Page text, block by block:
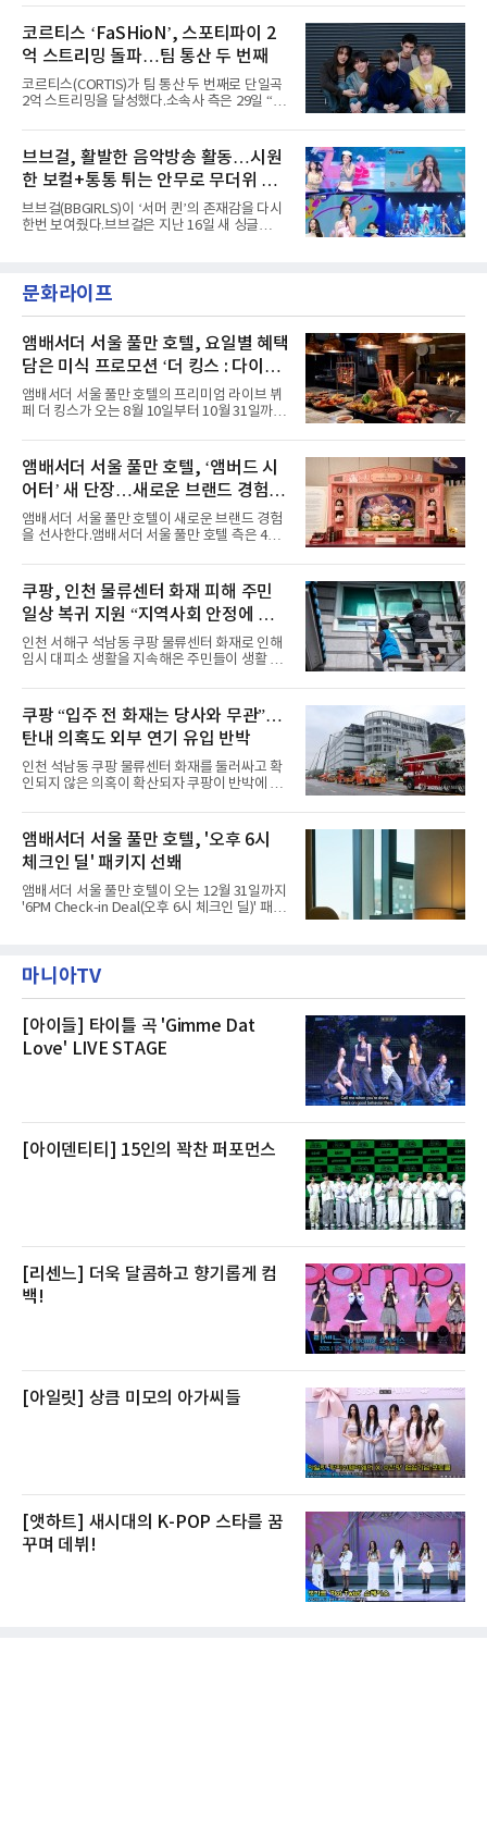
정적인 실력을 입증했고, 올해 '2026 어썸뮤직
페스티벌', '뷰티풀 민트 라이프 2026', '2026
heart(와일드 하트)’라는 제목이 붙은 콘셉트 포
토에는 멤버들의 본능적이고 야성적인 면모가
강렬하게 담겼다. 짙은 아이섀도와 푸른빛·금빛·
붉은빛의 컬러 렌즈가 비현실적인 분위기를 자
아내고, 여러 원색이 불규칙하게 뒤섞인 멀티컬
러 헤어와 과감한 블루·블랙 립 메이크업이 낯설
고도 매혹적인 비주얼을 완성했다.스타일링 역
엣을 거침없이 결합했다. 멤버들은 각기 다른 개
성을 살린 스타일링을 선
코르티스 ‘FaSHioN’, 스포티파이 2
억 스트리밍 돌파…팀 통산 두 번째
코르티스(CORTIS)가 팀 통산 두 번째로 단일곡
2억 스트리밍을 달성했다.소속사 측은 29일 “코
벌 오디오·음원 스트리밍 플랫폼 스포티파이에
서 27일 자로 누적 재생 수 2억 회를 돌파했
다”고 밝혔다.곡이 발표된 지 약 10개월 만이다.
팀의 첫 번째 2억 스트리밍 곡은 동일 음반에 수
록된 ‘GO!’다. 이 노래는 공개 약 9개월 만인 지
난달 26일 자에 2억 고지를 밟았다. 이는 최근 5
년 내 데뷔한 보이그룹의 곡 중 최단기 2억 달성
했다. “내 티, 5 bucks 바지는, 만원” 등 멤버들
의 라이프 스타일
브브걸, 활발한 음악방송 활동…시원
한 보컬+통통 튀는 안무로 무더위 사
냥
브브걸(BBGIRLS)이 ‘서머 퀸’의 존재감을 다시
한번 보여줬다.브브걸은 지난 16일 새 싱글
MBC '쇼! 음악중심', SBS '인기가요' 등 주요 음
악방송 무대에 올라 화려한 퍼포먼스를 펼쳤다.
력을 앞세워 매 무대 색다른 볼거리를 선사했다.
특히 화사한 파스텔 톤의 비치웨어부터 청량한
마린룩, 햇살 아래 반짝이는 물결을 연상시키는
스커트, 강렬한 붉은 계열의 스타일링까지 각기
다른 매력을 선보였다. 브브걸은 다채로운 여름
패션을 완벽하게 소화하며 보
문화라이프
앰배서더 서울 풀만 호텔, 요일별 혜택
담은 미식 프로모션 ‘더 킹스 : 다이닝
프리빌리지즈’ 선봬
앰배서더 서울 풀만 호텔의 프리미엄 라이브 뷔
페 더 킹스가 오는 8월 10일부터 10월 31일까지
즈’를 선보인다.앰배서더 서울 풀만 호텔 측은
“요일마다 다른 즐거움과 한층 깊어진 미식의 여
유를 경험할 수 있도록 기획했다”고 밝혔다.먼저
월요일과 화요일에는 한 주의 문을 여는 여유로
운 식사를 테마로 다양한 혜택이 마련된다. 런치
이용 시 성인 5인 이상 사전 예약 고객에게 성인
1인 무료 혜택을 제공하며, 디너 이용 시에는 성
유료 회원 고객을 대상으로 5% 추가 할인 또는
바우처 1매 추가
앰배서더 서울 풀만 호텔, ‘앰버드 시
어터’ 새 단장…새로운 브랜드 경험 선
사
앰배서더 서울 풀만 호텔이 새로운 브랜드 경험
을 선사한다.앰배서더 서울 풀만 호텔 측은 4일
이야기를 담은 인형 극장 콘셉트의 공간 ‘앰버드
시어터(Ambird Theater)’를 새롭게 선보인
다”고 밝혔다.앰배서더 서울 풀만 호텔은 로비
한편에 마련된 앰버드 존을 통해 앰버드의 세계
관을 소개해왔다. 앰버드 존은 앰버드가 우주여
행 중 수집한 다양한 굿즈를 전시한 '앰버드 플래
닛(Ambird Planet)과 계절별 플라워 연출로 사
라 극장을 모티브로 한 데코레이션으로 구성됐
다. 무대 공간 및 티켓 박스
쿠팡, 인천 물류센터 화재 피해 주민
일상 복귀 지원 “지역사회 안정에 총
력”
인천 서해구 석남동 쿠팡 물류센터 화재로 인해
임시 대피소 생활을 지속해온 주민들이 생활 터
필먼트서비스(CFS)가 지난 28일부터 화재 피해
주민을 대상으로 전문 출장 청소서비스 지원에
나섬으로써 본격적인 지역사회 복구 작업이 시
작된 것이다.대피소 주민 중심 청소 접수, 첫날
부터 2가구 지원 완료CFS는 신현초등학교, 신
현북초등학교, 신현여자중학교 등 인천 서해구
관내 임시 대피소 3곳에서 체류해온 화재 피해
민들의 호응 속에 CFS는 즉시 행동에 나섰다. 지
난 28일 오후 전문 청소업체와
쿠팡 “입주 전 화재는 당사와 무관”…
탄내 의혹도 외부 연기 유입 반박
인천 석남동 쿠팡 물류센터 화재를 둘러싸고 확
인되지 않은 의혹이 확산되자 쿠팡이 반박에 나
에 대해서는 외부 화재 연기 유입이라고 설명했
고, 2023년 같은 물류센터에서 발생한 화재에
대해서도 쿠팡 입주 전 공사 과정에서 벌어진 일
이라며 선을 그었다.쿠팡은 21일 인천 물류센터
내부에서 불이 타는 냄새가 났다는 의혹과 관련
해 “사실무근”이라는 입장을 밝혔다.회사 측은
“인근에서 지난 15일 다른 회사에서 발생한 대
것으로 확인됐다”고 설명했다.이어 “정확한 화
재 원인은 추후 조사될
앰배서더 서울 풀만 호텔, '오후 6시
체크인 딜' 패키지 선봬
앰배서더 서울 풀만 호텔이 오는 12월 31일까지
'6PM Check-in Deal(오후 6시 체크인 딜)' 패키
텔 측은 “퇴근 후 또는 주말 도심 속에서 짧지만
온전한 휴식을 원하는 고객들에게 특별한 경험
제큐티브 두 가지 타입으로 구성된다. 디럭스 패
키지는 객실 1박(룸 온리)으로 심플한 호캉스를
즐길 수 있으며, 이그제큐티브 패키지는 객실 1
마니아TV
[아이들] 타이틀 곡 'Gimme Dat
Love' LIVE STAGE
[아이덴티티] 15인의 꽉찬 퍼포먼스
[리센느] 더욱 달콤하고 향기롭게 컴
백!
[아일릿] 상큼 미모의 아가씨들
[앳하트] 새시대의 K-POP 스타를 꿈
꾸며 데뷔!